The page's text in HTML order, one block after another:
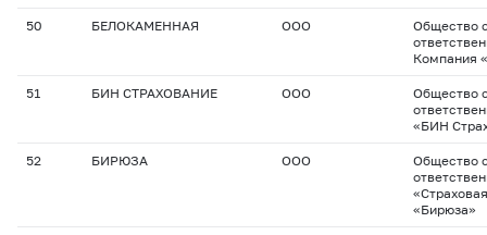
50 БЕЛОКАМЕННАЯ ООО
Общество
Компания
51 БИН СТРАХОВАНИЕ ООО
Общество
«БИН
52 БИРЮЗА ООО
Общество
«Бирюза»